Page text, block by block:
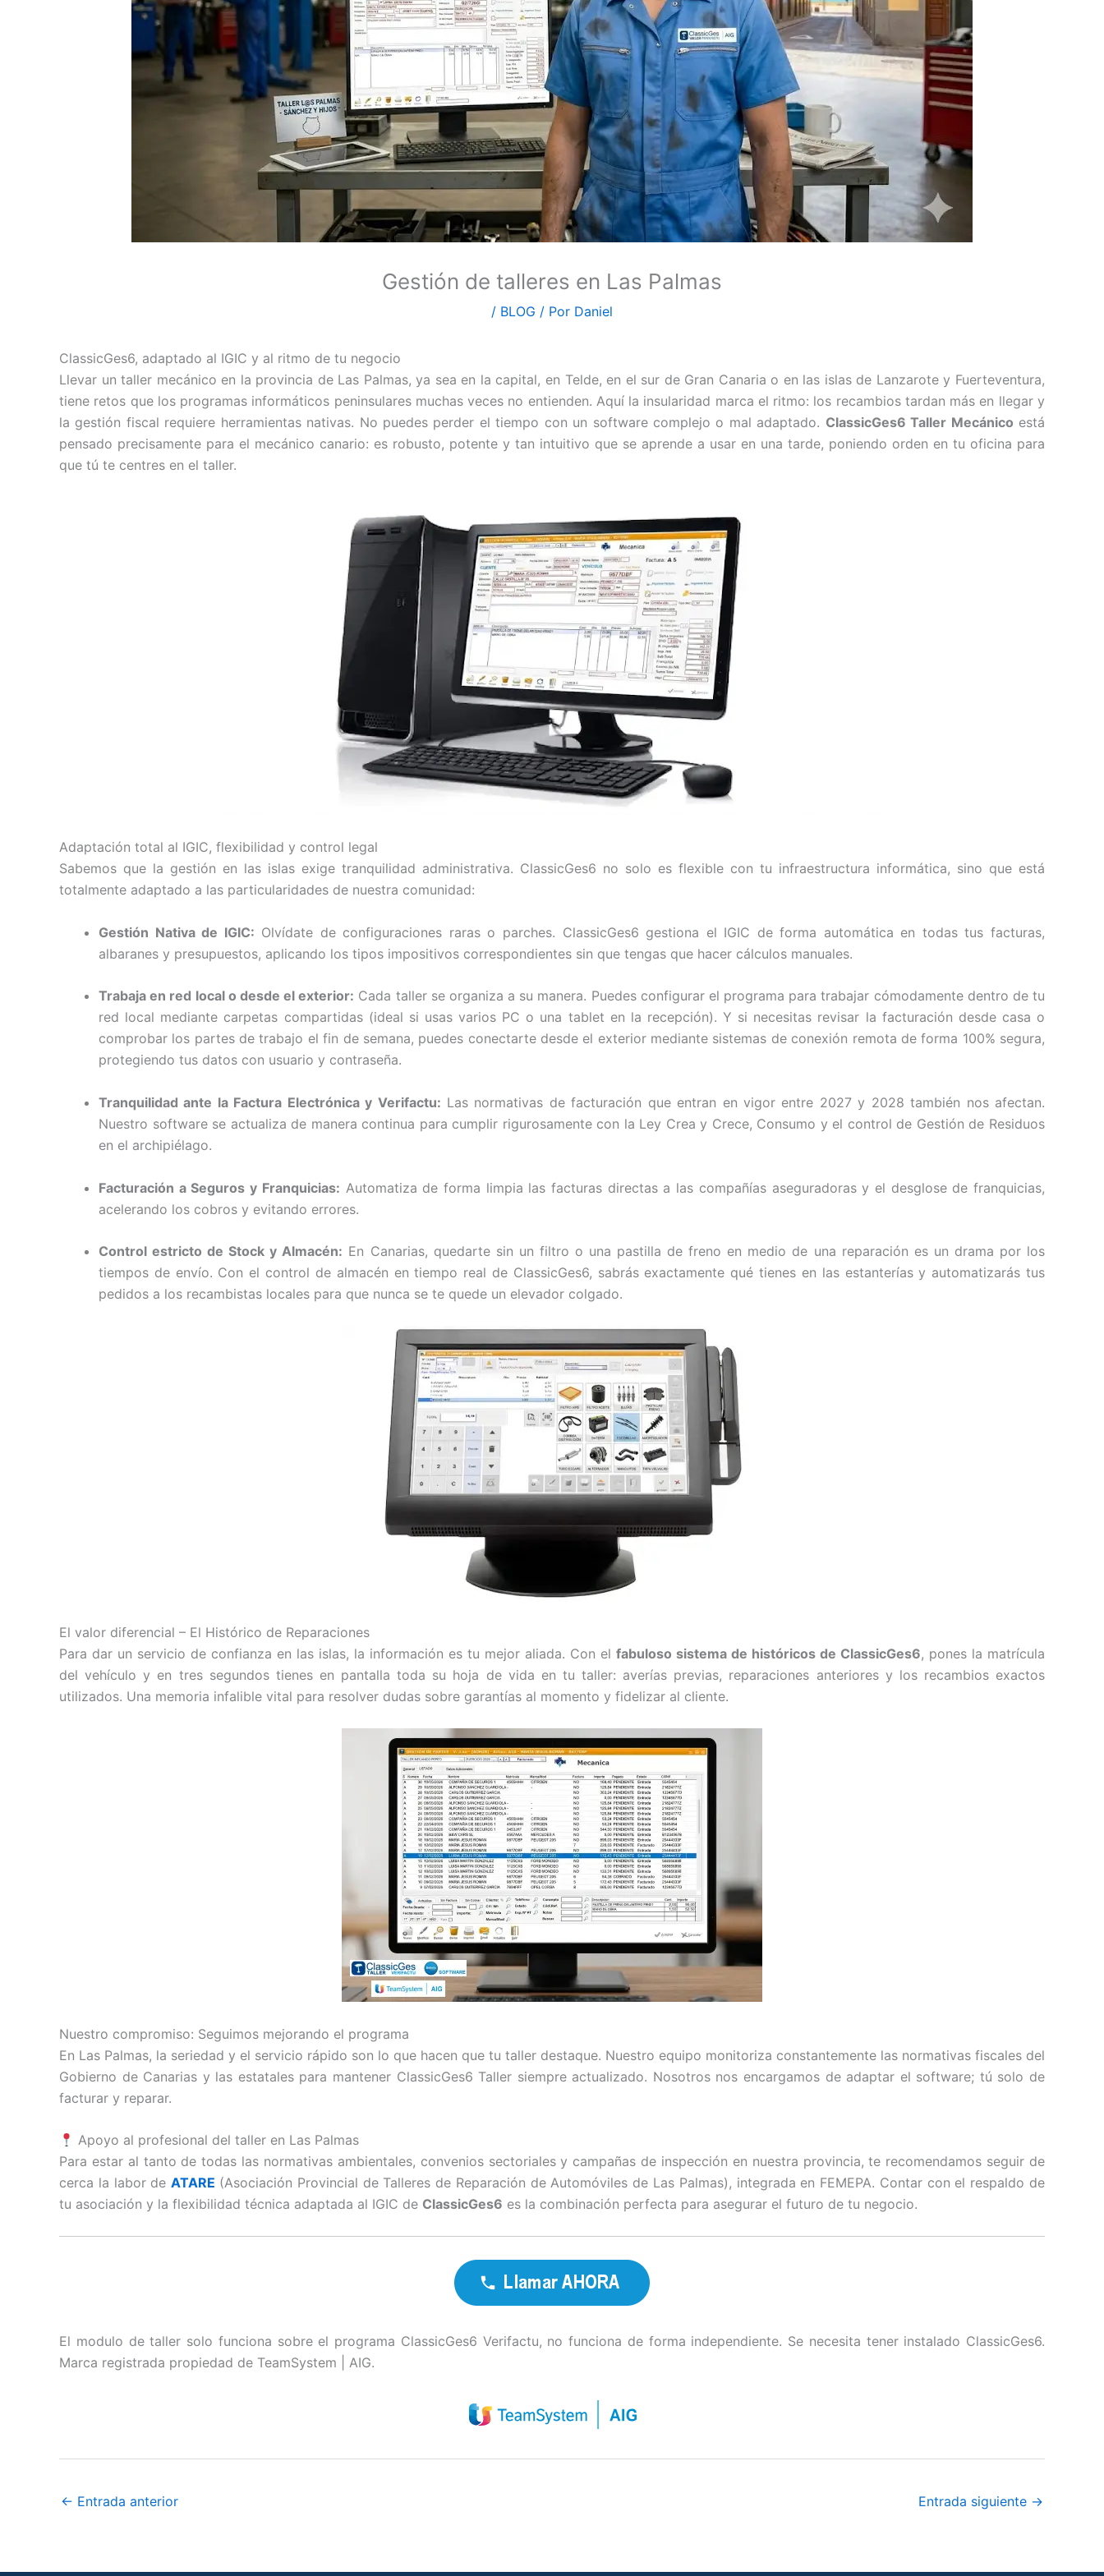
Gestión de talleres en Las Palmas
/ BLOG / Por Daniel
ClassicGes6, adaptado al IGIC y al ritmo de tu negocio
Llevar un taller mecánico en la provincia de Las Palmas, ya sea en la capital, en Telde, en el sur de Gran Canaria o en las islas de Lanzarote y Fuerteventura,
tiene retos que los programas informáticos peninsulares muchas veces no entienden. Aquí la insularidad marca el ritmo: los recambios tardan más en llegar y
la gestión fiscal requiere herramientas nativas. No puedes perder el tiempo con un software complejo o mal adaptado. ClassicGes6 Taller Mecánico está
pensado precisamente para el mecánico canario: es robusto, potente y tan intuitivo que se aprende a usar en una tarde, poniendo orden en tu oficina para
que tú te centres en el taller.
Adaptación total al IGIC, flexibilidad y control legal
Sabemos que la gestión en las islas exige tranquilidad administrativa. ClassicGes6 no solo es flexible con tu infraestructura informática, sino que está
totalmente adaptado a las particularidades de nuestra comunidad:
Gestión Nativa de IGIC: Olvídate de configuraciones raras o parches. ClassicGes6 gestiona el IGIC de forma automática en todas tus facturas,
albaranes y presupuestos, aplicando los tipos impositivos correspondientes sin que tengas que hacer cálculos manuales.
Trabaja en red local o desde el exterior: Cada taller se organiza a su manera. Puedes configurar el programa para trabajar cómodamente dentro de tu
red local mediante carpetas compartidas (ideal si usas varios PC o una tablet en la recepción). Y si necesitas revisar la facturación desde casa o
comprobar los partes de trabajo el fin de semana, puedes conectarte desde el exterior mediante sistemas de conexión remota de forma 100% segura,
protegiendo tus datos con usuario y contraseña.
Tranquilidad ante la Factura Electrónica y Verifactu: Las normativas de facturación que entran en vigor entre 2027 y 2028 también nos afectan.
Nuestro software se actualiza de manera continua para cumplir rigurosamente con la Ley Crea y Crece, Consumo y el control de Gestión de Residuos
en el archipiélago.
Facturación a Seguros y Franquicias: Automatiza de forma limpia las facturas directas a las compañías aseguradoras y el desglose de franquicias,
acelerando los cobros y evitando errores.
Control estricto de Stock y Almacén: En Canarias, quedarte sin un filtro o una pastilla de freno en medio de una reparación es un drama por los
tiempos de envío. Con el control de almacén en tiempo real de ClassicGes6, sabrás exactamente qué tienes en las estanterías y automatizarás tus
pedidos a los recambistas locales para que nunca se te quede un elevador colgado.
El valor diferencial – El Histórico de Reparaciones
Para dar un servicio de confianza en las islas, la información es tu mejor aliada. Con el fabuloso sistema de históricos de ClassicGes6, pones la matrícula
del vehículo y en tres segundos tienes en pantalla toda su hoja de vida en tu taller: averías previas, reparaciones anteriores y los recambios exactos
utilizados. Una memoria infalible vital para resolver dudas sobre garantías al momento y fidelizar al cliente.
Nuestro compromiso: Seguimos mejorando el programa
En Las Palmas, la seriedad y el servicio rápido son lo que hacen que tu taller destaque. Nuestro equipo monitoriza constantemente las normativas fiscales del
Gobierno de Canarias y las estatales para mantener ClassicGes6 Taller siempre actualizado. Nosotros nos encargamos de adaptar el software; tú solo de
facturar y reparar.
Apoyo al profesional del taller en Las Palmas
Para estar al tanto de todas las normativas ambientales, convenios sectoriales y campañas de inspección en nuestra provincia, te recomendamos seguir de
cerca la labor deATARE (Asociación Provincial de Talleres de Reparación de Automóviles de Las Palmas), integrada en FEMEPA. Contar con el respaldo de
tu asociación y la flexibilidad técnica adaptada al IGIC de ClassicGes6 es la combinación perfecta para asegurar el futuro de tu negocio.
El modulo de taller solo funciona sobre el programa ClassicGes6 Verifactu, no funciona de forma independiente. Se necesita tener instalado ClassicGes6.
Marca registrada propiedad de TeamSystem | AIG.
← Entrada anterior Entrada siguiente →